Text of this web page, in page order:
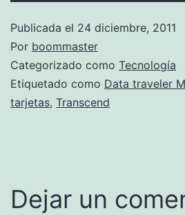
Publicada el 24 diciembre, 2011
Por boommaster
Categorizado como Tecnología
Etiquetado como Data traveler
tarjetas, Transcend
Dejar un